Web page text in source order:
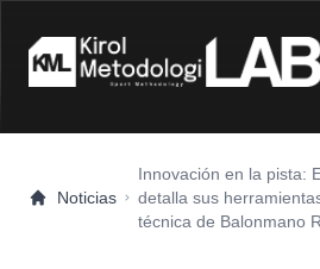
Noticias
Innovación en la pista:
detalla sus
técnica de Balonmano